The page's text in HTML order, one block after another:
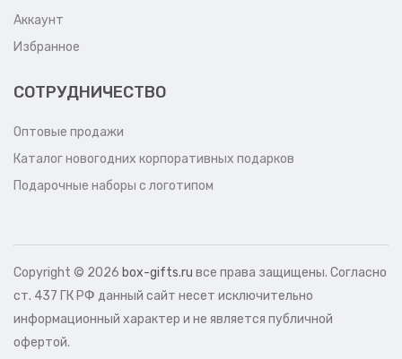
Аккаунт
Избранное
СОТРУДНИЧЕСТВО
Оптовые продажи
Каталог новогодних корпоративных подарков
Подарочные наборы с логотипом
Copyright © 2026 box-gifts.ru все права защищены. Согласно
ст. 437 ГК РФ данный сайт несет исключительно
информационный характер и не является публичной
офертой.